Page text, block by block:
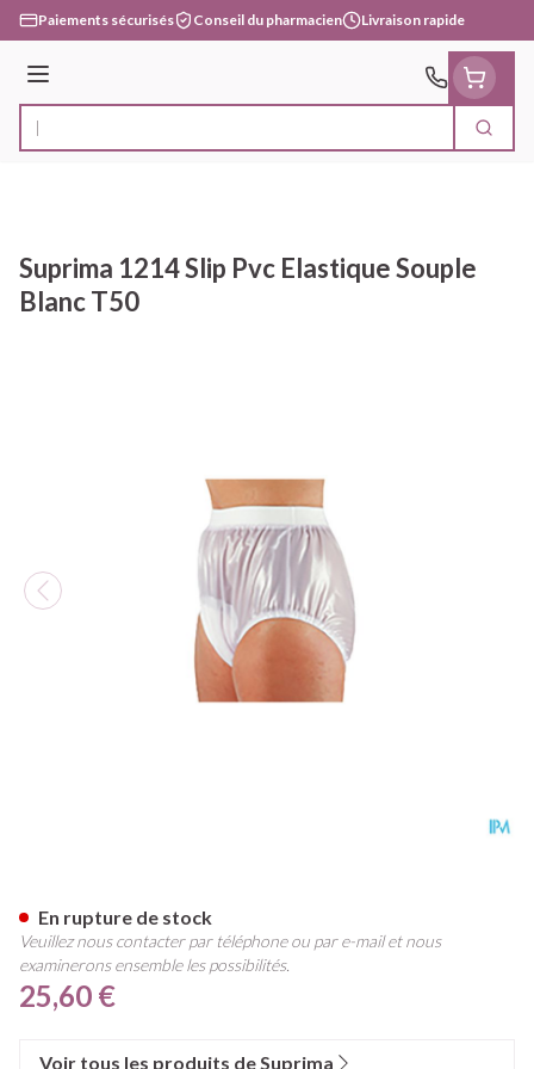
Aller au contenu
Paiements sécurisés Conseil du pharmacien Livraison rapide
Menu
Rechercher
Suprima 1214 Slip Pvc Elastique Souple
Blanc T50
25,60 €
En rupture de stock
Veuillez nous contacter par téléphone ou par e-mail et nous
examinerons ensemble les possibilités.
Voir tous les produits de Suprima